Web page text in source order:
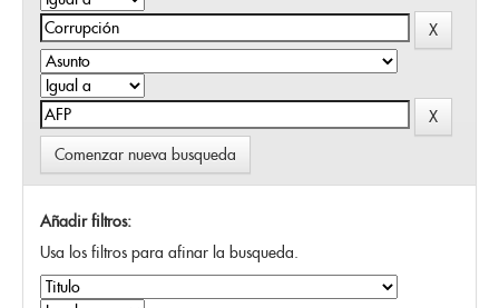
Comenzar nueva busqueda
Añadir filtros:
Usa los filtros para afinar la busqueda.